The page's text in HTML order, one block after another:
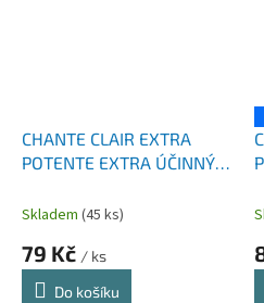
CHANTE CLAIR EXTRA
POTENTE EXTRA ÚČINNÝ
KAMENE 625 ML
Skladem (45 ks)
79 Kč / ks
Do košíku